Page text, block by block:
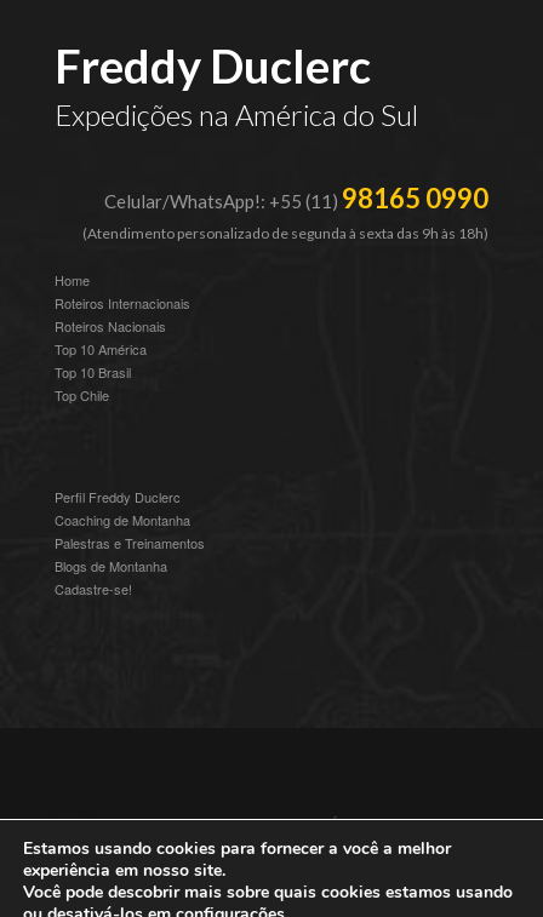
Freddy Duclerc
Expedições na América do Sul
Celular/WhatsApp!: +55 (11) 98165 0990
(Atendimento personalizado de segunda à sexta das 9h às 18h)
Home
Roteiros Internacionais
Roteiros Nacionais
Top 10 América
Top 10 Brasil
Top Chile
Perfil Freddy Duclerc
Coaching de Montanha
Palestras e Treinamentos
Blogs de Montanha
Cadastre-se!
© 2016-2025 Freddy Duclerc - Expedições na Ámerica do Sul.
Devenvolvido porStudioz4 | Política de Privacidade
Estamos usando cookies para fornecer a você a melhor
experiência em nosso site.
Você pode descobrir mais sobre quais cookies estamos usando